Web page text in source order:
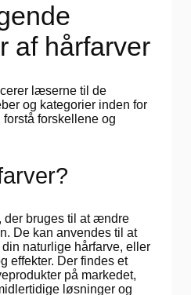
af hårfarver
læserne til de
og kategorier inden for
forskellene og
der bruges til at ændre
De kan anvendes til at
naturlige hårfarve, eller
effekter. Der findes et
på markedet,
løsninger og